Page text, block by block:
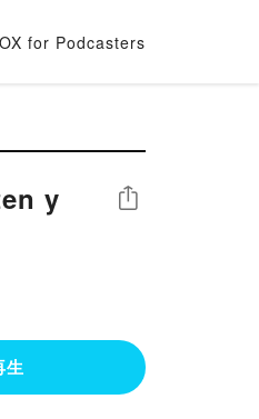
for Podcasters
y
シェア
生